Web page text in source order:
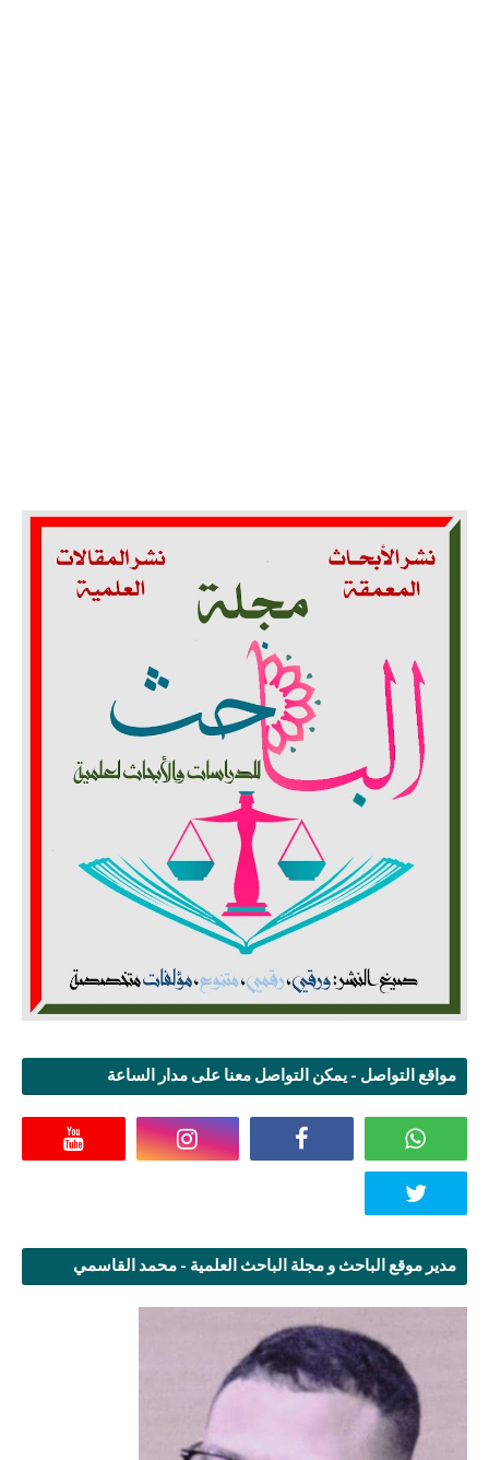
مواقع التواصل - يمكن التواصل معنا على مدار الساعة
مدير موقع الباحث و مجلة الباحث العلمية - محمد القاسمي